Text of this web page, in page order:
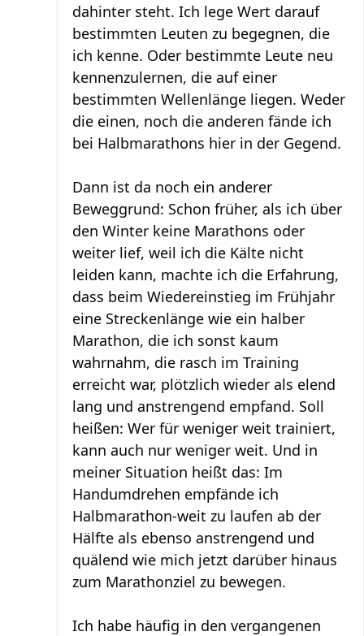
dahinter steht. Ich lege Wert darauf
bestimmten Leuten zu begegnen, die
ich kenne. Oder bestimmte Leute neu
kennenzulernen, die auf einer
bestimmten Wellenlänge liegen. Weder
die einen, noch die anderen fände ich
bei Halbmarathons hier in der Gegend.
Dann ist da noch ein anderer
Beweggrund: Schon früher, als ich über
den Winter keine Marathons oder
weiter lief, weil ich die Kälte nicht
leiden kann, machte ich die Erfahrung,
dass beim Wiedereinstieg im Frühjahr
eine Streckenlänge wie ein halber
Marathon, die ich sonst kaum
wahrnahm, die rasch im Training
erreicht war, plötzlich wieder als elend
lang und anstrengend empfand. Soll
heißen: Wer für weniger weit trainiert,
kann auch nur weniger weit. Und in
meiner Situation heißt das: Im
Handumdrehen empfände ich
Halbmarathon-weit zu laufen ab der
Hälfte als ebenso anstrengend und
quälend wie mich jetzt darüber hinaus
zum Marathonziel zu bewegen.
Ich habe häufig in den vergangenen